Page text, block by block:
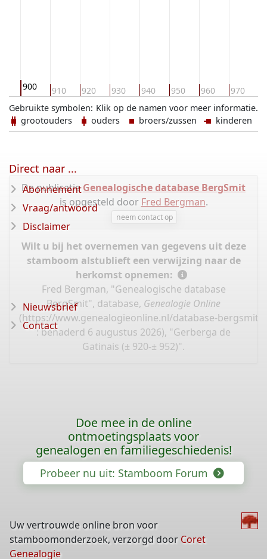
900 910 920 930 940 950 960 970
Klik op de namen voor meer informatie.
Gebruikte symbolen:
grootouders
ouders broers/zussen kinderen
De publicatieGenealogische database BergSmit
is opgesteld door Fred Bergman.
neem contact op
Wilt u bij het overnemen van gegevens uit deze
stamboom alstublieft een verwijzing naar de
herkomst opnemen:
Fred Bergman, "Genealogische database
BergSmit", database, Genealogie Online
(https://www.genealogieonline.nl/database-bergsmit/
: benaderd 6 augustus 2026), "Gerberga de
Gatinais (± 920-± 952)".
Direct naar ...
Abonnement
Vraag/antwoord
Disclaimer
Nieuwsbrief
Contact
Doe mee in de online
ontmoetingsplaats voor
genealogen en familiegeschiedenis!
Probeer nu uit: Stamboom Forum
Uw vertrouwde online bron voor
stamboomonderzoek, verzorgd door Coret
Genealogie